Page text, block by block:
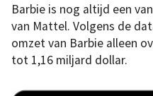
Barbie is nog altijd een
van Mattel. Volgens de
omzet van Barbie alleen
tot 1,16 miljard dollar.